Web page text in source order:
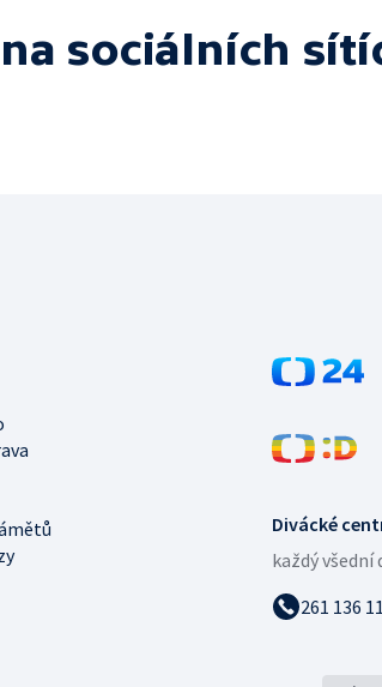
na sociálních
Divácké
každý všední
261 136